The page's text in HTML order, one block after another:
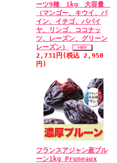
ーツ9種 1kg 大容量
（マンゴー、キウイ、パ
イン、イチゴ、パパイ
ヤ、リンゴ、ココナッ
ツ、レーズン、グリーン
レーズン）
2,731円(税込 2,950
円)
フランスアジャン産プル
ーン1kg Pruneaux